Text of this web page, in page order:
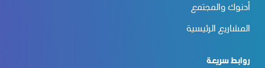
أدنوك والمجتمع
المشاريع الرئيسية
روابط سريعة